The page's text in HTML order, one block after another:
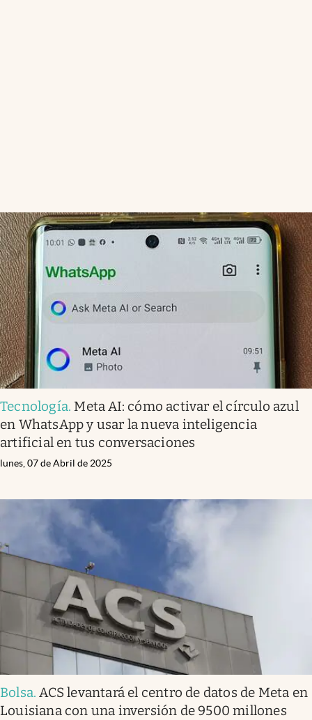
Tecnología. Meta AI: cómo activar el círculo azul
en WhatsApp y usar la nueva inteligencia
artificial en tus conversaciones
lunes, 07 de Abril de 2025
Bolsa.ACS levantará el centro de datos de Meta en
Louisiana con una inversión de 9500 millones